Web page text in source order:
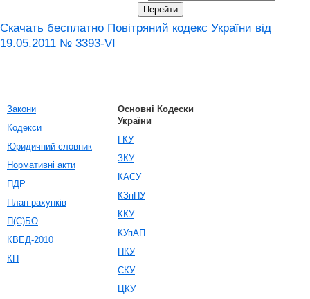
Скачать бесплатно Повітряний кодекс України від
19.05.2011 № 3393-VI
Закони
Кодекси
Юридичний словник
Нормативні акти
ПДР
План рахунків
П(С)БО
КВЕД-2010
КП
Основні Кодески
України
ГКУ
ЗКУ
КАСУ
КЗпПУ
ККУ
КУпАП
ПКУ
СКУ
ЦКУ